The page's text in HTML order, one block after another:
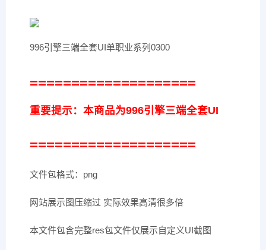
996引擎三端全套UI单职业系列0300
====================
重要提示：本商品为996引擎三端全套UI
====================
文件包格式：png
网站展示图压缩过 实际效果高清很多倍
本文件包含完整res包文件仅展示自定义UI截图